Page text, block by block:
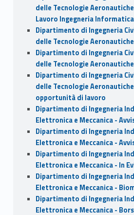
delle Tecnologie
Lavoro Ingegneria Informatica
Dipartimento di Ingegneria
delle Tecnologie
Dipartimento di Ingegneria
delle Tecnologie
Dipartimento di Ingegneria
delle Tecnologie
opportunità di lavoro
Dipartimento di Ingegneria
Elettronica e Meccanica -
Dipartimento di Ingegneria
Elettronica e Meccanica -
Dipartimento di Ingegneria
Elettronica e Meccanica - In
Dipartimento di Ingegneria
Elettronica e Meccanica -
Dipartimento di Ingegneria
Elettronica e Meccanica -